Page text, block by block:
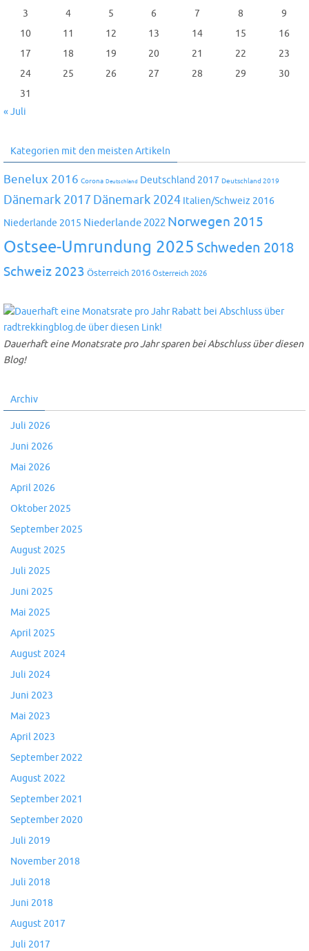
3
4 5 6 7 8
9
10
11 12 13 14 15
16
17
18 19 20 21 22
23
24
25 26 27 28 29
30
31
« Juli
Kategorien mit den meisten Artikeln
Benelux 2016 Corona Deutschland Deutschland 2017 Deutschland 2019
Dänemark 2017 Dänemark 2024 Italien/Schweiz 2016
Niederlande 2015 Niederlande 2022 Norwegen 2015
Ostsee-Umrundung 2025 Schweden 2018
Schweiz 2023 Österreich 2016 Österreich 2026
Dauerhaft eine Monatsrate pro Jahr sparen bei Abschluss über diesen
Blog!
Archiv
Juli 2026
Juni 2026
Mai 2026
April 2026
Oktober 2025
September 2025
August 2025
Juli 2025
Juni 2025
Mai 2025
April 2025
August 2024
Juli 2024
Juni 2023
Mai 2023
April 2023
September 2022
August 2022
September 2021
September 2020
Juli 2019
November 2018
Juli 2018
Juni 2018
August 2017
Juli 2017